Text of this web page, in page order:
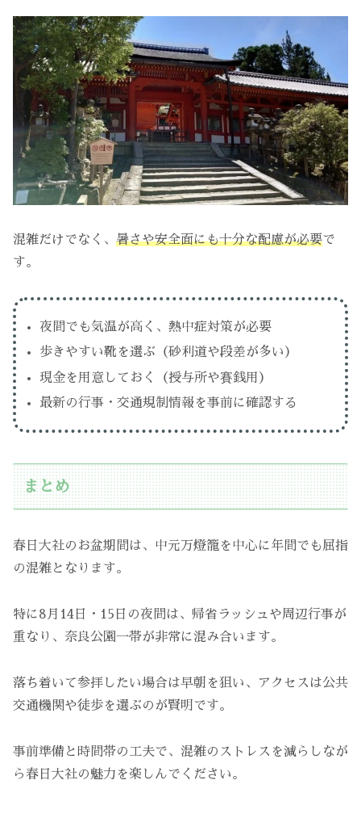
混雑だけでなく、 暑さや安全面にも十分な配慮が必要で
す。
夜間でも気温が高く、熱中症対策が必要
歩きやすい靴を選ぶ（砂利道や段差が多い）
現金を用意しておく（授与所や賽銭用）
最新の行事・交通規制情報を事前に確認する
まとめ
春日大社のお盆期間は、中元万燈籠を中心に年間でも屈指
の混雑となります。
特に8月14日・15日の夜間は、帰省ラッシュや周辺行事が
重なり、奈良公園一帯が非常に混み合います。
落ち着いて参拝したい場合は早朝を狙い、アクセスは公共
交通機関や徒歩を選ぶのが賢明です。
事前準備と時間帯の工夫で、混雑のストレスを減らしなが
ら春日大社の魅力を楽しんでください。